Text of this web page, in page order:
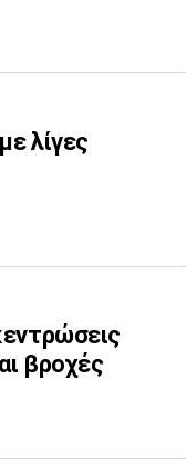
λίγες
βροχές